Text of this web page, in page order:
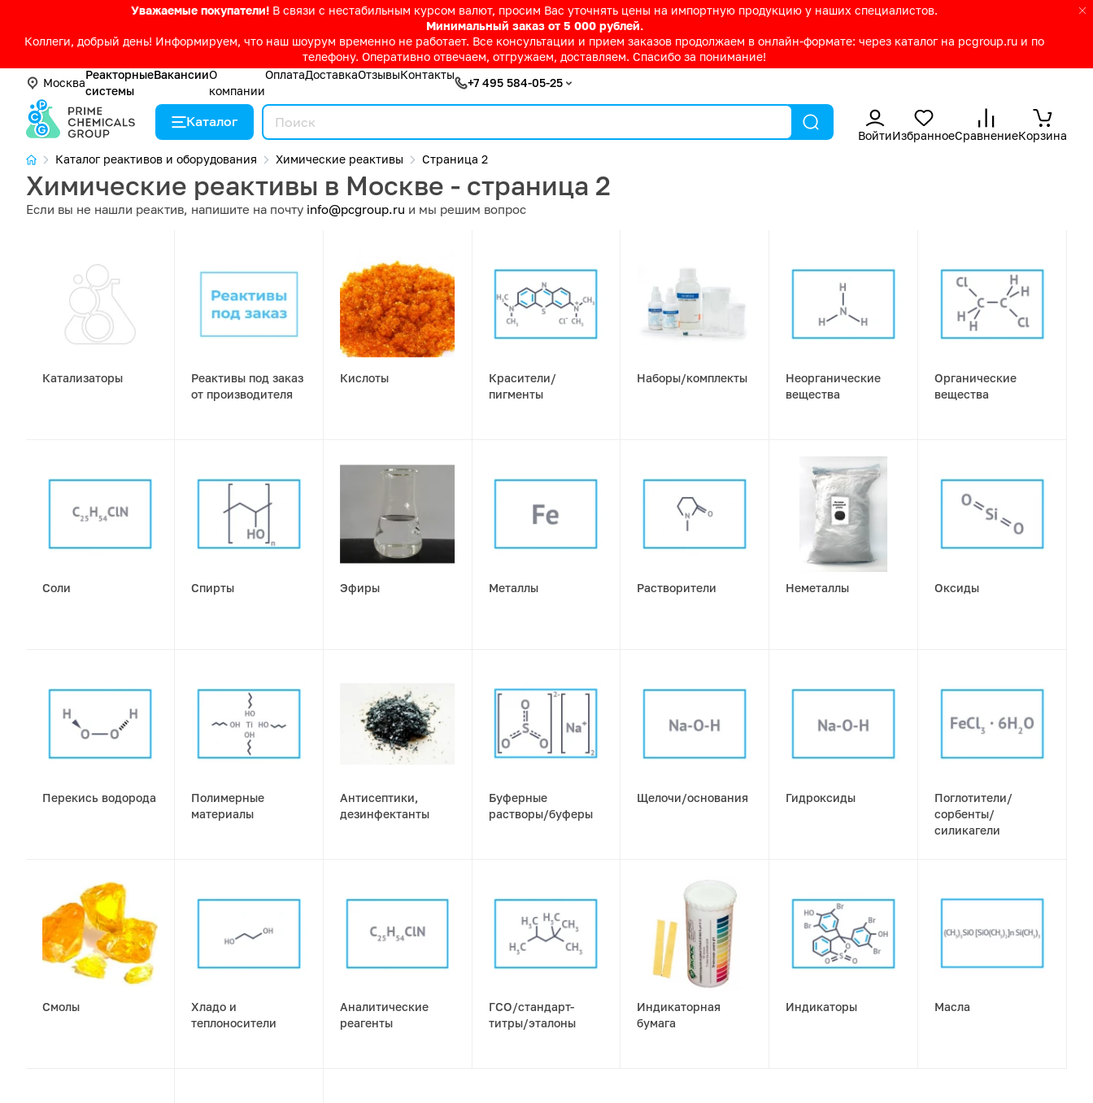
Уважаемые покупатели! В связи с нестабильным курсом валют, просим Вас уточнять цены на импортную продукцию у наших специалистов.
Минимальный заказ от 5 000 рублей.
Коллеги, добрый день! Информируем, что наш шоурум временно не работает. Все консультации и прием заказов продолжаем в онлайн-формате: через каталог на pcgroup.ru и по
телефону. Оперативно отвечаем, отгружаем, доставляем. Спасибо за понимание!
Москва
Реакторные
системы
ВакансииО
компании
ОплатаДоставкаОтзывыКонтакты
+7 495 584-05-25
Каталог
ВойтиИзбранноеСравнениеКорзина
Каталог реактивов и оборудования
Химические реактивы Страница 2
Химические реактивы в Москве - страница 2
Если вы не нашли реактив, напишите на почту info@pcgroup.ru и мы решим вопрос
Катализаторы
Реактивы под заказ
от производителя
Кислоты
Красители/
пигменты
Наборы/комплекты
Неорганические
вещества
Органические
вещества
Соли Спирты Эфиры Металлы Растворители Неметаллы Оксиды
Перекись водорода
Полимерные
материалы
Антисептики,
дезинфектанты
Буферные
растворы/буферы
Щелочи/основания Гидроксиды
Поглотители/
сорбенты/
силикагели
Смолы
Хладо и
теплоносители
Аналитические
реагенты
ГСО/стандарт-
титры/эталоны
Индикаторная
бумага
Индикаторы Масла